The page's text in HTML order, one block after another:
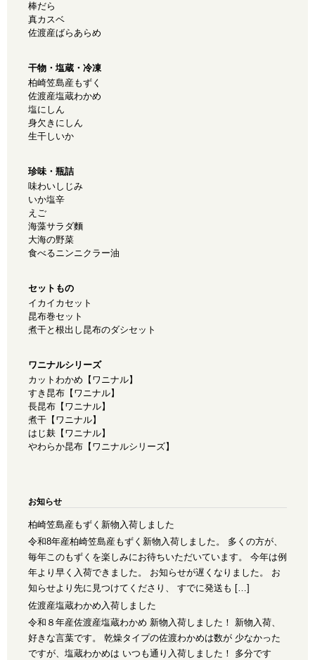
棒だら
真カスベ
佐渡産ばらあらめ
干物・塩蔵・冷凍
柏崎笠島産もずく
佐渡産塩蔵わかめ
塩にしん
身欠きにしん
生干しいか
珍味・瓶詰
味わいしじみ
いか塩辛
えご
海藻サラダ麵
大海の野菜
食べるニンニクラー油
セットもの
イカイカセット
昆布巻セット
煮干と根出し昆布のダシセット
ワニナルシリーズ
カットわかめ【ワニナル】
すき昆布【ワニナル】
長昆布【ワニナル】
煮干【ワニナル】
はじ麸【ワニナル】
やわらか昆布【ワニナルシリーズ】
お知らせ
柏崎笠島産もずく新物入荷しました
令和8年産柏崎笠島産もずく新物入荷しました。 多くの方が、
毎年このもずくを楽しみにお待ちいただいています。 今年は例
年より早く入荷できました。 お知らせが遅くなりました。 お
知らせより先に見つけてくださり、 すでに発送も […]
佐渡産塩蔵わかめ入荷しました
令和８年産佐渡産塩蔵わかめ 新物入荷しました！ 新物入荷、
好きな言葉です。 乾燥タイプの佐渡わかめは数が 少なかった
ですが、塩蔵わかめは いつも通り入荷しました！ 多分です